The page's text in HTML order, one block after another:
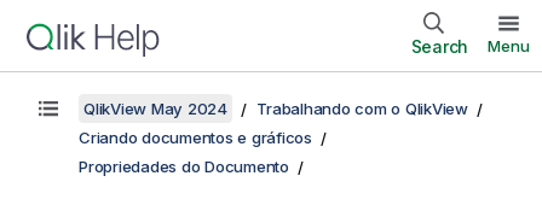
Search Menu
QlikView May 2024
Trabalhando com o QlikView
Criando documentos e gráficos
Propriedades do Documento